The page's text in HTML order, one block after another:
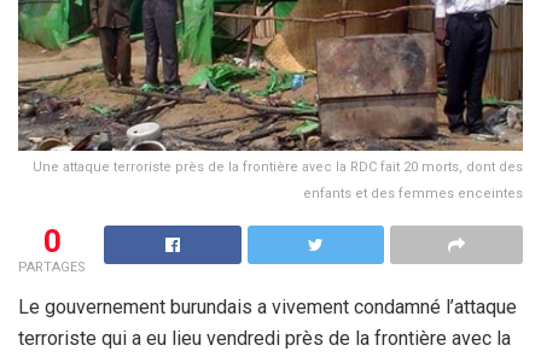
Une attaque terroriste près de la frontière avec la RDC fait 20 morts, dont des
enfants et des femmes enceintes
0
PARTAGES
Le gouvernement burundais a vivement condamné l’attaque
terroriste qui a eu lieu vendredi près de la frontière avec la